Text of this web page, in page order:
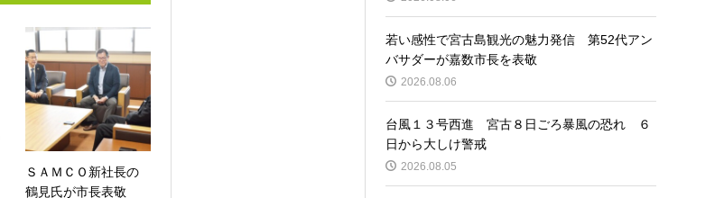
ＳＡＭＣＯ新社長の
鶴見氏が市長表敬
若い感性で宮古島観光の魅力発信 第52代アン
バサダーが嘉数市長を表敬
2026.08.06
台風１３号西進 宮古８日ごろ暴風の恐れ ６
日から大しけ警戒
2026.08.05